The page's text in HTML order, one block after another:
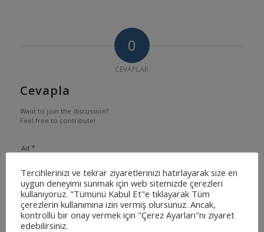
0
CEVAPLAR
Cevapla
Want to join the discussion?
Feel free to contribute!
Ad *
E-posta*
Tercihlerinizi ve tekrar ziyaretlerinizi hatırlayarak size en
uygun deneyimi sunmak için web sitemizde çerezleri
kullanıyoruz. "Tümünü Kabul Et"e tıklayarak Tüm
çerezlerin kullanımına izin vermiş olursunuz. Ancak,
kontrollü bir onay vermek için "Çerez Ayarları"nı ziyaret
edebilirsiniz.